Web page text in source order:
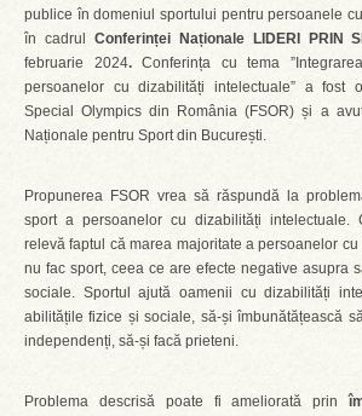
publice în domeniul sportului pentru persoanele
în cadrul Conferinței Naționale LIDERI PRIN
februarie 2024.Conferința cu tema
persoanelor cu dizabilități intelectuale” a fost
Special Olympics din România (FSOR) și a
Naționale pentru Sport din București.
Propunerea FSOR vrea să răspundă la
sport a persoanelor cu dizabilități intelectuale.
relevă faptul că marea majoritate a persoanelor
nu fac sport, ceea ce are efecte negative asupra
sociale. Sportul ajută oamenii cu dizabilități
abilitățile fizice și sociale, să-și îmbunătățească
independenți, să-și facă prieteni.
Problema descrisă poate fi ameliorată prin